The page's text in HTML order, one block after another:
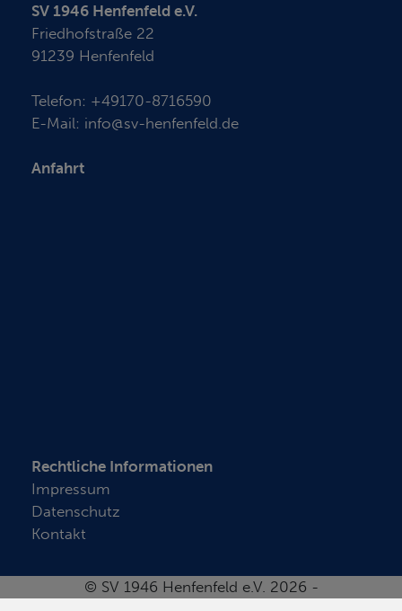
SV 1946 Henfenfeld e.V.
Friedhofstraße 22
91239 Henfenfeld
Telefon: +49170-8716590
E-Mail: info@sv-henfenfeld.de
Anfahrt
Rechtliche Informationen
Impressum
Datenschutz
Kontakt
© SV 1946 Henfenfeld e.V. 2026 -